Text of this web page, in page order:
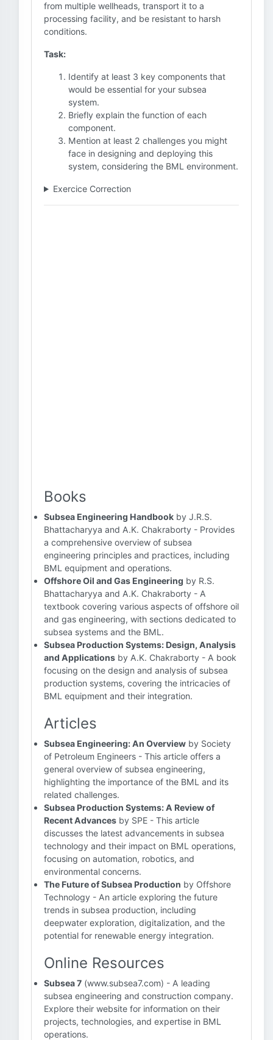
from multiple wellheads, transport it to a
processing facility, and be resistant to harsh
conditions.
Task:
Identify at least 3 key components that
would be essential for your subsea
system.
Briefly explain the function of each
component.
Mention at least 2 challenges you might
face in designing and deploying this
system, considering the BML environment.
Exercice Correction
Books
Subsea Engineering Handbook by J.R.S.
Bhattacharyya and A.K. Chakraborty - Provides
a comprehensive overview of subsea
engineering principles and practices, including
BML equipment and operations.
Offshore Oil and Gas Engineering by R.S.
Bhattacharyya and A.K. Chakraborty - A
textbook covering various aspects of offshore oil
and gas engineering, with sections dedicated to
subsea systems and the BML.
Subsea Production Systems: Design, Analysis
and Applications by A.K. Chakraborty - A book
focusing on the design and analysis of subsea
production systems, covering the intricacies of
BML equipment and their integration.
Articles
Subsea Engineering: An Overview by Society
of Petroleum Engineers - This article offers a
general overview of subsea engineering,
highlighting the importance of the BML and its
related challenges.
Subsea Production Systems: A Review of
Recent Advances by SPE - This article
discusses the latest advancements in subsea
technology and their impact on BML operations,
focusing on automation, robotics, and
environmental concerns.
The Future of Subsea Production by Offshore
Technology - An article exploring the future
trends in subsea production, including
deepwater exploration, digitalization, and the
potential for renewable energy integration.
Online Resources
Subsea 7 (www.subsea7.com) - A leading
subsea engineering and construction company.
Explore their website for information on their
projects, technologies, and expertise in BML
operations.